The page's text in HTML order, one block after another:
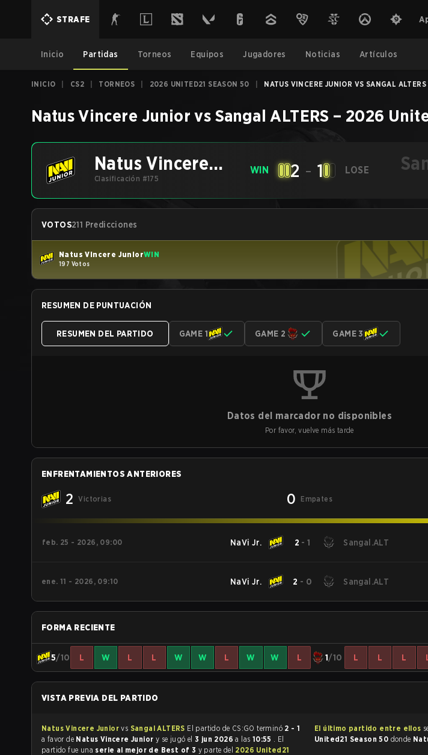
STRAFE
Inicio Partidas Torneos Equipos Jugadores Noticias Artículos
INICIO CS2 TORNEOS 2026 UNITED21 SEASON 50 NATUS VINCERE JUNIOR VS SANGAL
Natus Vincere Junior vs Sangal ALTERS – 2026
Natus Vincere
Junior
Clasificación #175
WIN 2 - 1 LOSE
VOTOS211 Predicciones
Natus Vincere JuniorWIN
197 Votos
RESUMEN DE PUNTUACIÓN
RESUMEN DEL PARTIDO GAME 1 GAME 2 GAME 3
Datos del marcador no disponibles
Por favor, vuelve más tarde
ENFRENTAMIENTOS ANTERIORES
2 Victorias 0 Empates
feb. 25 - 2026, 09:00 NaVi Jr. 2 -1 Sangal.ALT
ene. 11 - 2026, 09:10 NaVi Jr. 2 - 0 Sangal.ALT
FORMA RECIENTE
5/10 L W L L W W L W W L 1/10 L L L
VISTA PREVIA DEL PARTIDO
Natus Vincere Juniorvs Sangal ALTERS El partido de CS:GO terminó 2 - 1
a favor de Natus Vincere Junior y se jugó el 3 jun 2026a las 10:55 . El
partido fue una serie al mejor de Best of 3 y parte del 2026 United21
El último partido entre ellos
United21 Season 50 donde